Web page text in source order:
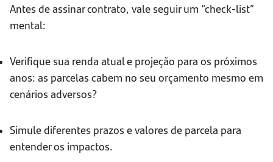
Antes de assinar contrato, vale seguir um “check-list”
mental:
Verifique sua renda atual e projeção para os próximos
anos: as parcelas cabem no seu orçamento mesmo em
cenários adversos?
Simule diferentes prazos e valores de parcela para
entender os impactos.